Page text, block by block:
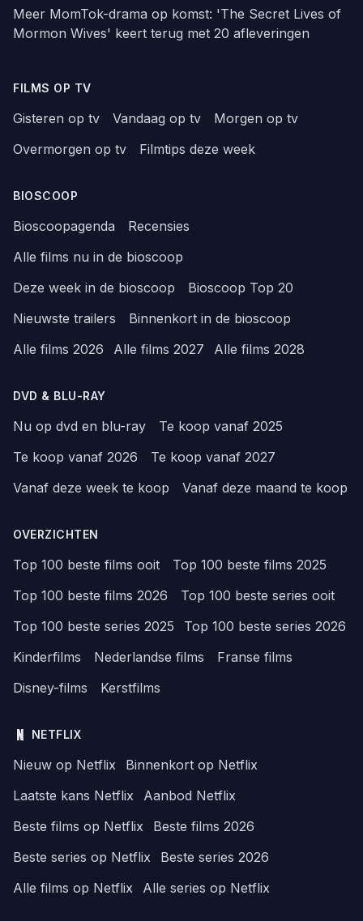
Meer MomTok-drama op komst: 'The Secret Lives of
Mormon Wives' keert terug met 20 afleveringen
FILMS OP TV
Gisteren op tv Vandaag op tv
Morgen op tv
Overmorgen op tv
Filmtips deze week
BIOSCOOP
Bioscoopagenda
Recensies
Alle films nu in de bioscoop
Deze week in de bioscoop
Bioscoop Top 20
Nieuwste trailers
Binnenkort in de bioscoop
Alle films 2026
Alle films 2027 Alle films 2028
DVD & BLU-RAY
Nu op dvd en blu-ray
Te koop vanaf 2025
Te koop vanaf 2026
Te koop vanaf 2027
Vanaf deze week te koop
Vanaf deze maand te koop
OVERZICHTEN
Top 100 beste films ooit
Top 100 beste films 2025
Top 100 beste films 2026
Top 100 beste series ooit
Top 100 beste series 2025
Top 100 beste series 2026
Kinderfilms
Nederlandse films
Franse films
Disney-films
Kerstfilms
NETFLIX
Nieuw op Netflix
Binnenkort op Netflix
Laatste kans Netflix
Aanbod Netflix
Beste films op Netflix
Beste films 2026
Beste series op Netflix
Beste series 2026
Alle films op Netflix
Alle series op Netflix